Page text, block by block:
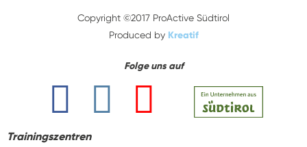
Copyright ©2017 ProActive Südtirol
Produced by Kreatif
Folge uns auf
Trainingszentren